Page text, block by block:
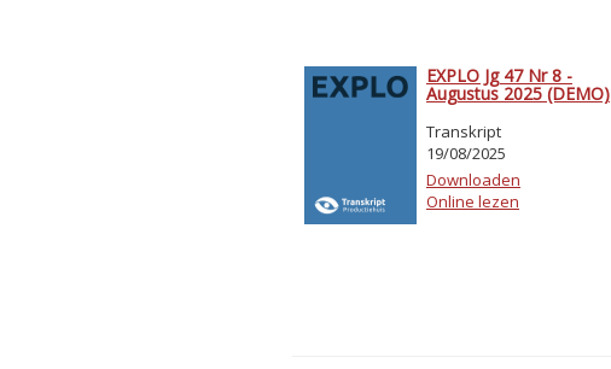
EXPLO Jg 47 Nr 8 -
Augustus 2025 (DEMO)
Transkript
19/08/2025
Downloaden
Online lezen